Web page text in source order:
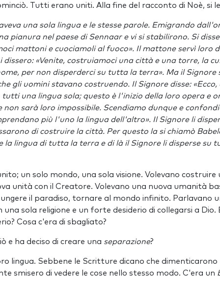
Tutti erano uniti. Alla fine del racconto di Noè, si
una sola lingua e le stesse parole. Emigrando
pianura nel paese di Sennaar e vi si stabilirono. Si
mattoni e cuociamoli al fuoco». Il mattone servì loro
dissero: «Venite, costruiamoci una città e una torre, la
per non disperderci su tutta la terra». Ma il Signore
gli uomini stavano costruendo. Il Signore disse: «Ecco,
tutti una lingua sola; questo è l'inizio della loro opera e
sarà loro impossibile. Scendiamo dunque e
più l'uno la lingua dell'altro». Il Signore li
di costruire la città. Per questo la si chiamò
la lingua di tutta la terra e di là il Signore li disperse su
un solo mondo, una sola visione. Volevano
unità con il Creatore. Volevano una nuova umanità
il paradiso, tornare al mondo infinito. Parlavano
una sola religione e un forte desiderio di collegarsi a Dio.
Cosa c'era di sbagliato?
e ha deciso di creare una separazione?
lingua. Sebbene le Scritture dicano che dimenticarono
smisero di vedere le cose nello stesso modo. C'era un